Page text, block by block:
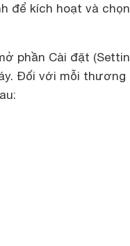
để kích hoạt và
phần Cài đặt
Đối với mỗi thương